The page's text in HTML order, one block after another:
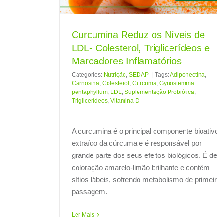
Curcumina Reduz os Níveis de
LDL- Colesterol, Triglicerídeos e
Marcadores Inflamatórios
Categories: Nutrição SEDAP | Tags:Adiponectina
Carnosina Colesterol Curcuma Gynostemma
pentaphyllum LDL Suplementação Probiótica
Triglicerídeos Vitamina D
A curcumina é o principal componente
extraído da cúrcuma e é responsável por
grande parte dos seus efeitos biológicos. É de
coloração amarelo-limão brilhante e contêm
sítios lábeis, sofrendo metabolismo de
passagem.
Ler Mais